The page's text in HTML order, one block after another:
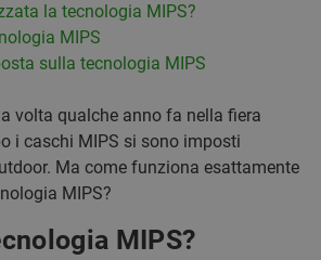
la tecnologia MIPS?
MIPS
sulla tecnologia MIPS
volta qualche anno fa nella fiera
i caschi MIPS si sono imposti
Ma come funziona esattamente
MIPS?
MIPS?